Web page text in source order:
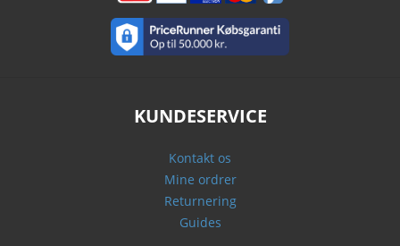
KUNDESERVICE
Kontakt os
Mine ordrer
Returnering
Guides